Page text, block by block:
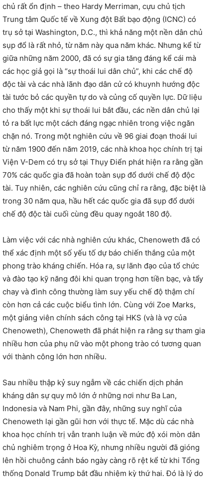
chủ rất ổn định – theo Hardy Merriman, cựu chủ tịch
Trung tâm Quốc tế về Xung đột Bất bạo động (ICNC) có
trụ sở tại Washington, D.C., thì khả năng một nền dân chủ
sụp đổ là rất nhỏ, từ năm này qua năm khác. Nhưng kể từ
giữa những năm 2000, đã có sự gia tăng đáng kể cái mà
các học giả gọi là “sự thoái lui dân chủ”, khi các chế độ
độc tài và các nhà lãnh đạo dân cử có khuynh hướng độc
tài tước bỏ các quyền tự do và củng cố quyền lực. Dữ liệu
cho thấy một khi sự thoái lui bắt đầu, các nền dân chủ lại
tỏ ra bất lực một cách đáng ngạc nhiên trong việc ngăn
chặn nó. Trong một nghiên cứu về 96 giai đoạn thoái lui
từ năm 1900 đến năm 2019, các nhà khoa học chính trị tại
Viện V-Dem có trụ sở tại Thụy Điển phát hiện ra rằng gần
70% các quốc gia đã hoàn toàn sụp đổ dưới chế độ độc
tài. Tuy nhiên, các nghiên cứu cũng chỉ ra rằng, đặc biệt là
trong 30 năm qua, hầu hết các quốc gia đã sụp đổ dưới
chế độ độc tài cuối cùng đều quay ngoắt 180 độ.
Làm việc với các nhà nghiên cứu khác, Chenoweth đã có
thể xác định một số yếu tố dự báo chiến thắng của một
phong trào kháng chiến. Hóa ra, sự lãnh đạo của tổ chức
và đào tạo kỹ năng đôi khi quan trọng hơn tiền bạc, và tẩy
chay và đình công thường làm suy yếu chế độ thậm chí
còn hơn cả các cuộc biểu tình lớn. Cùng với Zoe Marks,
một giảng viên chính sách công tại HKS (và là vợ của
Chenoweth), Chenoweth đã phát hiện ra rằng sự tham gia
nhiều hơn của phụ nữ vào một phong trào có tương quan
với thành công lớn hơn nhiều.
Sau nhiều thập kỷ suy ngẫm về các chiến dịch phản
kháng dân sự quy mô lớn ở những nơi như Ba Lan,
Indonesia và Nam Phi, gần đây, những suy nghĩ của
Chenoweth lại gần gũi hơn với thực tế. Mặc dù các nhà
khoa học chính trị vẫn tranh luận về mức độ xói mòn dân
chủ nghiêm trọng ở Hoa Kỳ, nhưng nhiều người đã gióng
lên hồi chuông cảnh báo ngày càng rõ rệt kể từ khi Tổng
thống Donald Trump bắt đầu nhiệm kỳ thứ hai. Đó là lý do